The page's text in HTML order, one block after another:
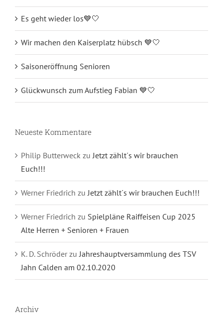
Es geht wieder los💙🤍
Wir machen den Kaiserplatz hübsch 💙🤍
Saisoneröffnung Senioren
Glückwunsch zum Aufstieg Fabian 💙🤍
Neueste Kommentare
Philip Butterweck zu Jetzt zählt´s wir brauchen
Euch!!!
Werner Friedrich zu Jetzt zählt´s wir brauchen Euch!!!
Werner Friedrich zu Spielpläne Raiffeisen Cup 2025
Alte Herren + Senioren + Frauen
K. D. Schröder zu Jahreshauptversammlung des TSV
Jahn Calden am 02.10.2020
Archiv